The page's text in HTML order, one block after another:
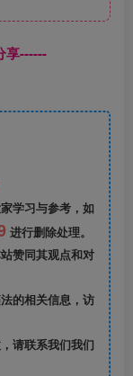
享------
学习与参考，如
进行删除处理。
赞同其观点和对
的相关信息，访
请联系我们我们